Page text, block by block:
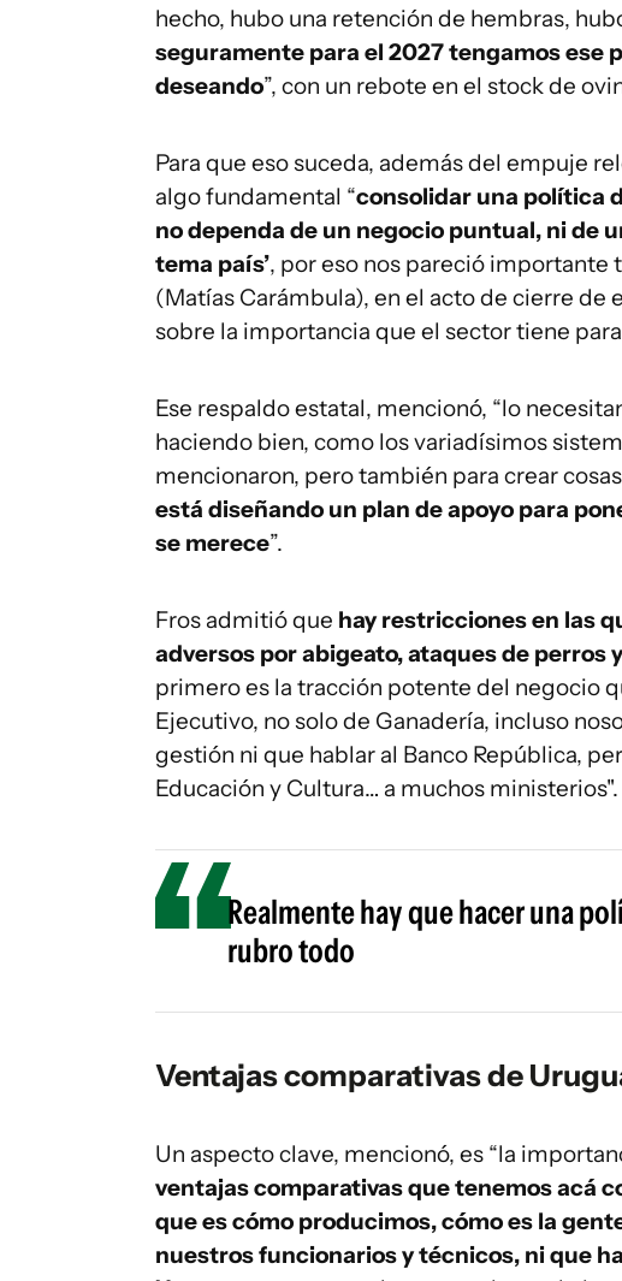
hecho, hubo una retención de hembras,
seguramente para el 2027 tengamos ese
deseando”, con un rebote en el stock de
Para que eso suceda, además del empuje
algo fundamental “consolidar una política
no dependa de un negocio puntual, ni de
tema país’, por eso nos pareció importante
(Matías Carámbula), en el acto de cierre de
sobre la importancia que el sector tiene
Ese respaldo estatal, mencionó, “lo
haciendo bien, como los variadísimos
mencionaron, pero también para crear
está diseñando un plan de apoyo para
se merece”.
Fros admitió que hay restricciones en las
adversos por abigeato, ataques de perros
primero es la tracción potente del negocio
Ejecutivo, no solo de Ganadería, incluso
gestión ni que hablar al Banco República,
Educación y Cultura… a muchos ministerios".
Realmente hay que hacer una
rubro todo
Ventajas comparativas de
Un aspecto clave, mencionó, es “la
ventajas comparativas que tenemos acá
que es cómo producimos, cómo es la
nuestros funcionarios y técnicos, ni que